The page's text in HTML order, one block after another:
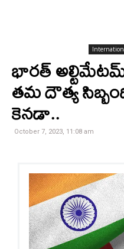
భారత్​
తమ దౌత్య
కెనడా..
October 7, 2023, 11:08 am